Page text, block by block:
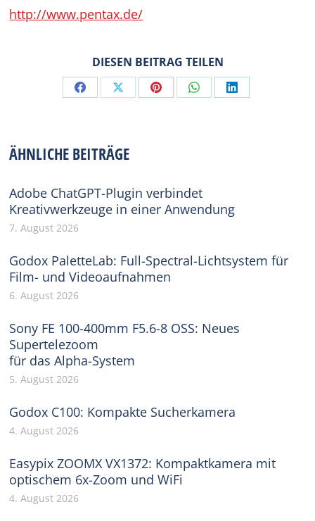
http://www.pentax.de/
DIESEN BEITRAG TEILEN
Share Share Share Share Share
ÄHNLICHE BEITRÄGE
Adobe ChatGPT-Plugin verbindet
Kreativwerkzeuge in einer Anwendung
7. August 2026
Godox PaletteLab: Full-Spectral-Lichtsystem für
Film- und Videoaufnahmen
6. August 2026
Sony FE 100-400mm F5.6-8 OSS: Neues
Supertelezoom
für das Alpha-System
5. August 2026
Godox C100: Kompakte Sucherkamera
4. August 2026
Easypix ZOOMX VX1372: Kompaktkamera mit
optischem 6x-Zoom und WiFi
4. August 2026